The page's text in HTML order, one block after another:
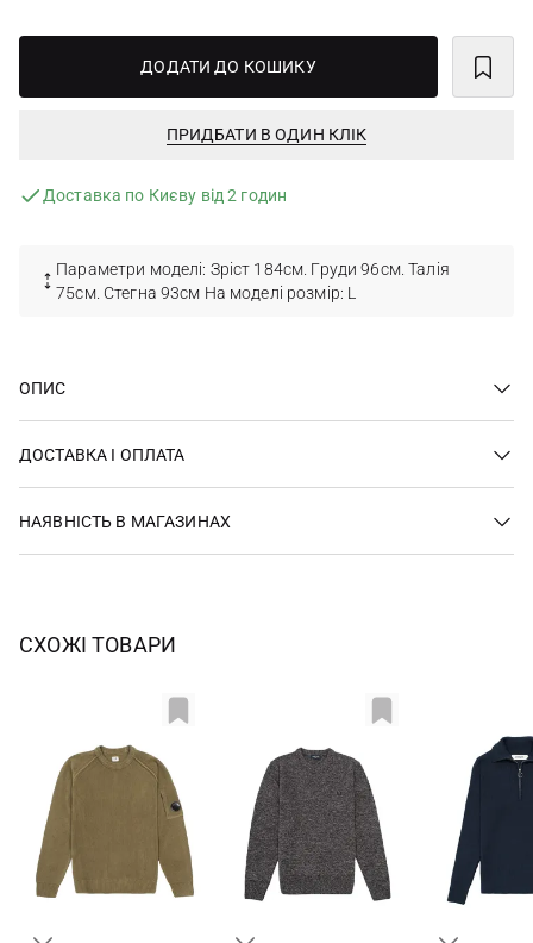
ДОДАТИ ДО КОШИКУ
ПРИДБАТИ В ОДИН КЛІК
Доставка по Києву від 2 годин
Параметри моделі: Зріст 184см. Груди 96см. Талія
75см. Стегна 93см На моделі розмір: L
ОПИС
ДОСТАВКА І ОПЛАТА
НАЯВНІСТЬ В МАГАЗИНАХ
СХОЖІ ТОВАРИ